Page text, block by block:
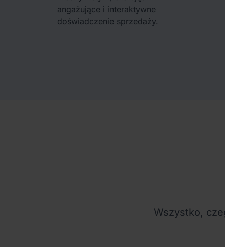
angażujące i interaktywne
doświadczenie sprzedaży.
Wszystko,